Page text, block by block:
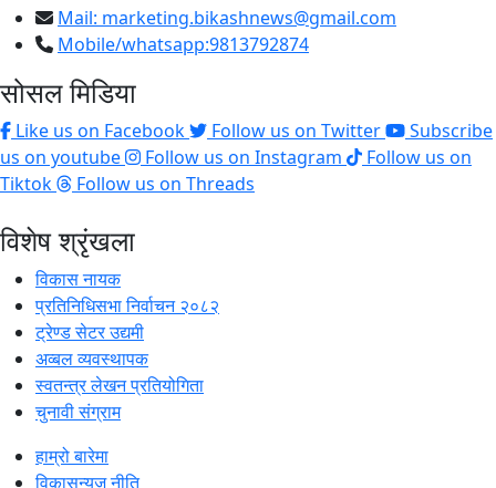
Mail: marketing.bikashnews@gmail.com
Mobile/whatsapp:9813792874
सोसल मिडिया
Like us on Facebook Follow us on Twitter
Subscribe
us on youtube
Follow us on Instagram
Follow us on
Tiktok
Follow us on Threads
विशेष श्रृंखला
विकास नायक
प्रतिनिधिसभा निर्वाचन २०८२
ट्रेण्ड सेटर उद्यमी
अव्बल व्यवस्थापक
स्वतन्त्र लेखन प्रतियोगिता
चुनावी संग्राम
हाम्रो बारेमा
विकासन्युज नीति